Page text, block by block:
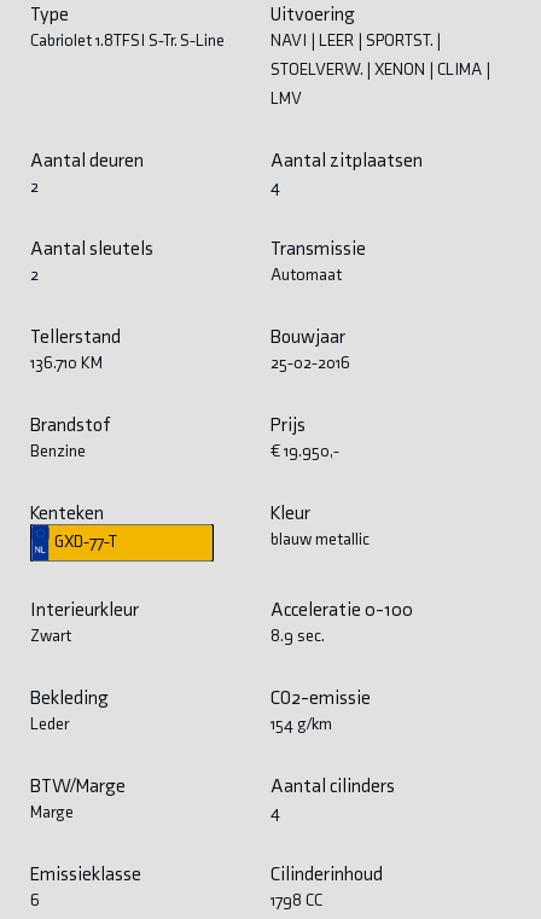
Type
Cabriolet 1.8TFSI S-Tr. S-Line
Uitvoering
NAVI | LEER | SPORTST. |
STOELVERW. | XENON | CLIMA |
LMV
Aantal deuren
2
Aantal zitplaatsen
4
Aantal sleutels
2
Transmissie
Automaat
Tellerstand
136.710 KM
Bouwjaar
25-02-2016
Brandstof
Benzine
Prijs
€ 19.950,-
Kenteken
GXD-77-T
Kleur
blauw metallic
Interieurkleur
Zwart
Acceleratie 0-100
8.9 sec.
Bekleding
Leder
CO2-emissie
154 g/km
BTW/Marge
Marge
Aantal cilinders
4
Emissieklasse
6
Cilinderinhoud
1798 CC